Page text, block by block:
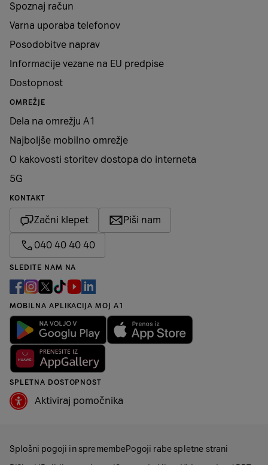
Spoznaj račun
Varna uporaba telefonov
Posodobitve naprav
Informacije vezane na EU predpise
Dostopnost
OMREŽJE
Dela na omrežju A1
Najboljše mobilno omrežje
O kakovosti storitev dostopa do interneta
5G
KONTAKT
Začni klepet Piši nam
040 40 40 40
SLEDITE NAM NA
MOBILNA APLIKACIJA MOJ A1
SPLETNA DOSTOPNOST
Aktiviraj pomočnika
Splošni pogoji in spremembePogoji rabe spletne strani